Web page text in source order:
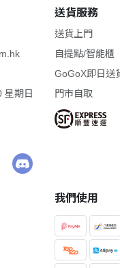
星期日
送貨服務
送貨上門
自提點/智能櫃
GoGoX即日送
門市自取
我們使用